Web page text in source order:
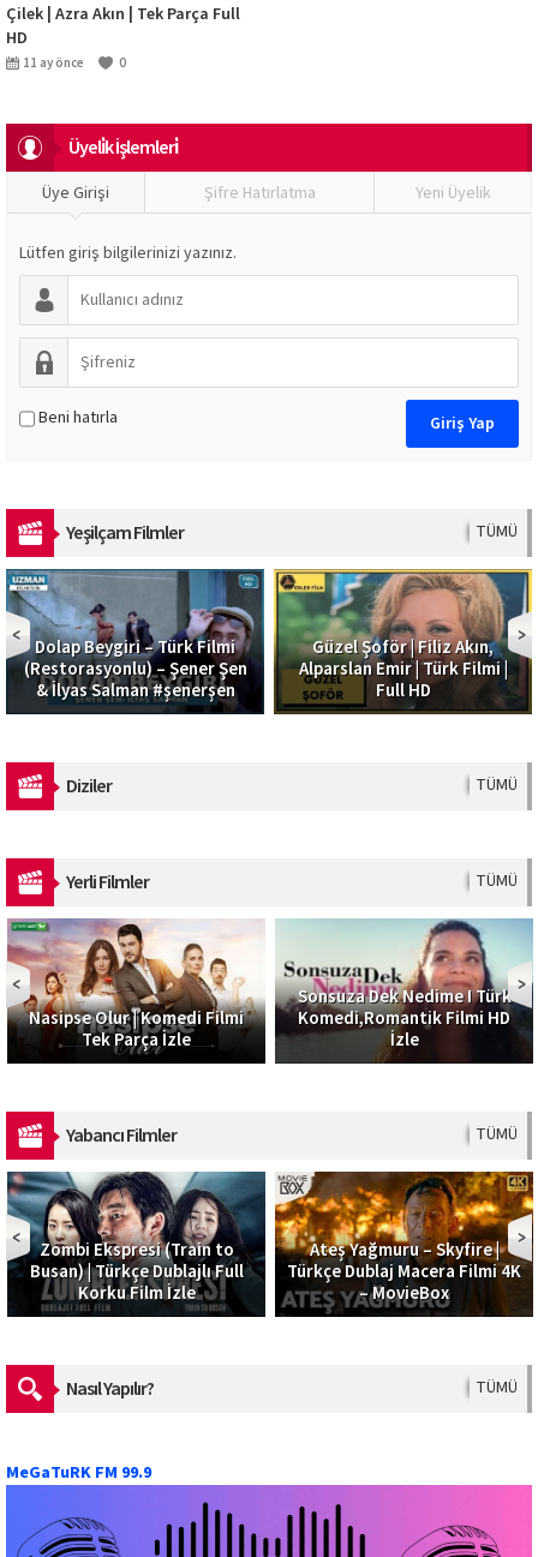
Çilek | Azra Akın | Tek Parça Full
HD
11 ay önce 0
Üyeli̇k İşlemleri̇
Üye Girişi Şifre Hatırlatma Yeni Üyelik
Lütfen giriş bilgilerinizi yazınız.
Beni hatırla
Yeşilçam Filmler TÜMÜ
Dolap Beygiri – Türk Filmi
(Restorasyonlu) – Şener Şen
& İlyas Salman #şenerşen
Güzel Şoför | Filiz Akın,
Alparslan Emir | Türk Filmi |
Full HD
Diziler TÜMÜ
Yerli Filmler TÜMÜ
Nasipse Olur | Komedi Filmi
Tek Parça İzle
Sonsuza Dek Nedime I Türk
Komedi,Romantik Filmi HD
İzle
Yabancı Filmler TÜMÜ
Zombi Ekspresi (Train to
Busan) | Türkçe Dublajlı Full
Korku Film İzle
Ateş Yağmuru – Skyfire |
Türkçe Dublaj Macera Filmi 4K
– MovieBox
Nasıl Yapılır? TÜMÜ
MeGaTuRK FM 99.9